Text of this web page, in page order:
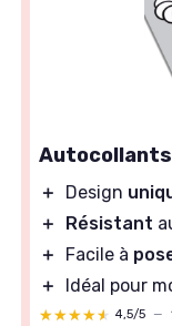
Autocollants
＋ Design
＋
Résistant
＋
Facile à
＋
Idéal pour
★★★★★
★★★★★ 4,5/5 —